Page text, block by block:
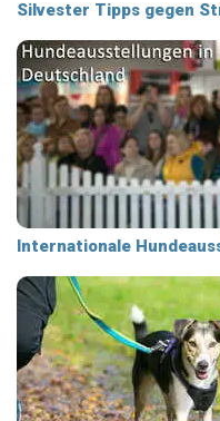
Silvester Tipps gegen
Internationale